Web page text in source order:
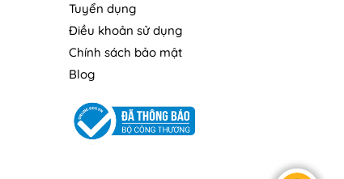
Tuyển dụng
Điều khoản sử dụng
Chính sách bảo mật
Blog